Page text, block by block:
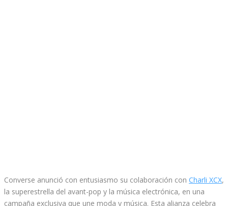
Converse anunció con entusiasmo su colaboración con Charli XCX,
la superestrella del avant-pop y la música electrónica, en una
campaña exclusiva que une moda y música. Esta alianza celebra